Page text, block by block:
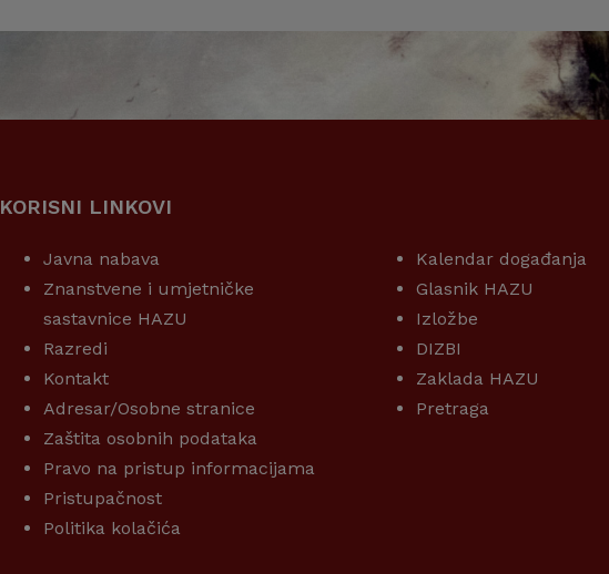
KORISNI LINKOVI
Javna nabava
Znanstvene i umjetničke
sastavnice HAZU
Razredi
Kontakt
Adresar/Osobne stranice
Zaštita osobnih podataka
Pravo na pristup informacijama
Pristupačnost
Politika kolačića
Kalendar događanja
Glasnik HAZU
Izložbe
DIZBI
Zaklada HAZU
Pretraga